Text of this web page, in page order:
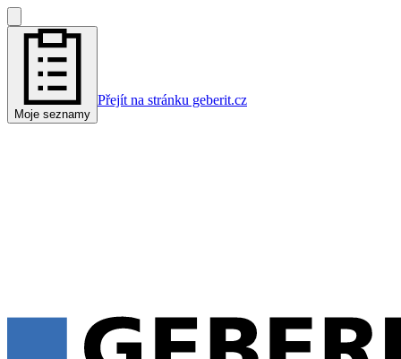
Moje seznamy
Přejít na stránku geberit.cz